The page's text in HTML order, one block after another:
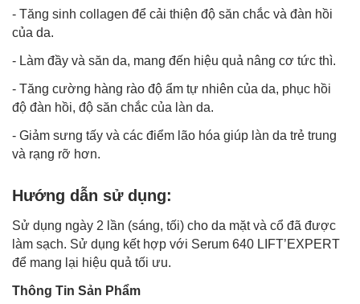
- Tăng sinh collagen để cải thiện độ săn chắc và đàn hồi
của da.
- Làm đầy và săn da, mang đến hiệu quả nâng cơ tức thì.
- Tăng cường hàng rào độ ẩm tự nhiên của da, phục hồi
độ đàn hồi, độ săn chắc của làn da.
- Giảm sưng tấy và các điểm lão hóa giúp làn da trẻ trung
và rạng rỡ hơn.
Hướng dẫn sử dụng:
Sử dụng ngày 2 lần (sáng, tối) cho da mặt và cổ đã được
làm sạch. Sử dụng kết hợp với Serum 640 LIFT’EXPERT
để mang lại hiệu quả tối ưu.
Thông Tin Sản Phẩm